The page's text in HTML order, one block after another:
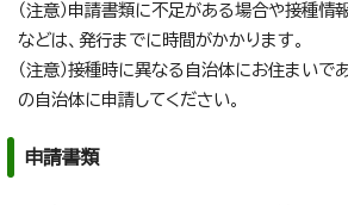
（注意）申請書類に不足がある場合や接種情
などは、発行までに時間がかかります。
（注意）接種時に異なる自治体にお住まいで
の自治体に申請してください。
申請書類